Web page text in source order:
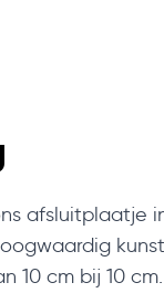
afsluitplaatje
10 cm bij 10